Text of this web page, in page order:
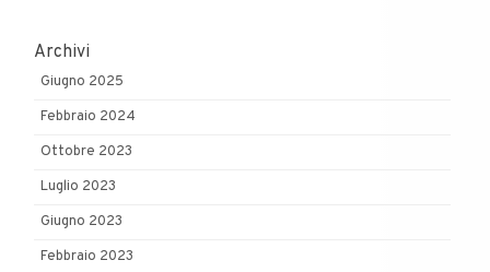
Archivi
Giugno 2025
Febbraio 2024
Ottobre 2023
Luglio 2023
Giugno 2023
Febbraio 2023